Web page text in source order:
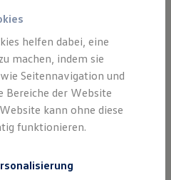
Anzahlung
Schlussrate
Garantien
bei Volkswagen
aufgeführt sind.
helfen dabei, eine
machen, indem sie
Seitennavigation und
Bereiche der Website
kann ohne diese
funktionieren.